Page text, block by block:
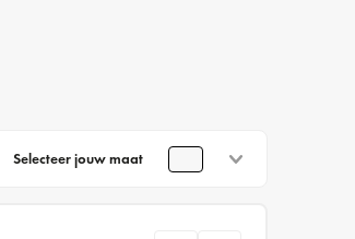
Selecteer jouw maat